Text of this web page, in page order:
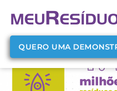
QUERO UMA